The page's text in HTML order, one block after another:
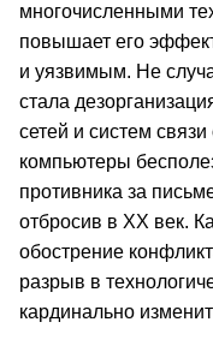
многочисленными
повышает его
и уязвимым. Не
стала
сетей и систем
компьютеры
противника за
отбросив в ХХ век.
обострение
разрыв в
кардинально